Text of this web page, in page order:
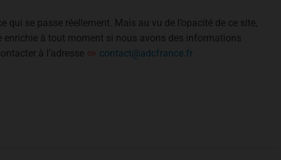
se passe réellement. Mais au vu de l’opacité de ce site,
à tout moment si nous avons des informations
à l’adresse
contact@adcfrance.fr